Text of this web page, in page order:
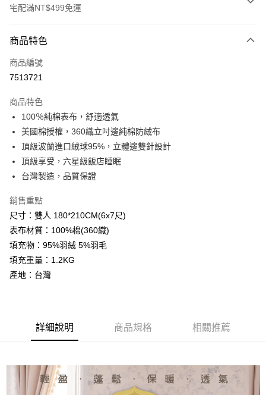
宅配滿NT$499免運
信用卡一次付款
LINE Pay
悠遊付
Google Pay
AFTEE先享後付
相關說明
AFTEE先享後付是「在收到商品之後才付款」的支付方式。 讓您購物簡單
便利好安心！
１．簡單：不需註冊會員、不需綁卡、不需儲值。
２．便利：只要手機號碼，簡訊認證，即可結帳。
３．安心：先確認商品／服務後，再付款。
【「AFTEE先享後付」結帳流程】
１．於結帳方式選擇「AFTEE先享後付」後，將跳轉至「AFTEE先享後付」
※ 請注意：結帳手續完成當下不需立刻繳費，但若您需要取消訂單，請聯絡
是否繳費成功／繳費後需取消欲退款等相關疑問，請聯繫「AFTEE先享後付
客戶支援中心」https://netprotections.freshdesk.com/support/home
ATM付款
宅配
每筆NT$100，滿NT$499(含以上)免運費
離島宅配
商品特色
商品編號
7513721
商品特色
100％純棉表布，舒適透氣
美國棉授權，360織立吋邊純棉防絨布
頂級波蘭進口絨球95%，立體邊雙針設計
頂級享受，六星級飯店睡眠
台灣製造，品質保證
銷售重點
尺寸：雙人 180*210CM(6x7尺)
表布材質：100%棉(360織)
填充物：95%羽絨 5%羽毛
填充重量：1.2KG
產地：台灣
詳細說明 商品規格 相關推薦